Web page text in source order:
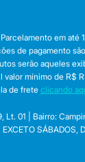
em
de pagamento
serão aqueles
mínimo de
de frete clicando
Lt. 01 | Bairro:
SÁBADOS,